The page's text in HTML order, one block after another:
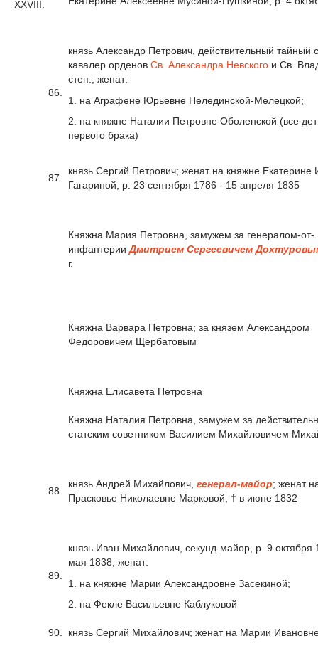
XXVIII.
86.
князь Александр Петрович, действительный тайный
кавалер орденов Св. Александра Невского и Св.
степ.; женат:
1. на Аграфене Юрьевне Нелединской-Мелецкой;
2. на княжне Наталии Петровне Оболенской (все
первого брака)
87.
князь Сергий Петрович; женат на княжне Екатерине
Гагариной, р. 23 сентября 1786 - 15 апреля 1835
Княжна Мария Петровна, замужем за генералом-от-
инфантерииДмитрием Сергеевичем
г.
Княжна Варвара Петровна; за князем Александром
Федоровичем Щербатовым
Княжна Елисавета Петровна
Княжна Наталия Петровна, замужем за
статским советником Василием Михайловичем
88.
князь Андрей Михайлович, генерал-майор; женат
Прасковье Николаевне Марковой, † в июне 1832
89.
князь Иван Михайлович, секунд-майор, р. 9 октября
мая 1838; женат:
1. на княжне Марии Александровне Засекиной;
2. на Фекле Васильевне Каблуковой
90. князь Сергий Михайлович; женат на Марии